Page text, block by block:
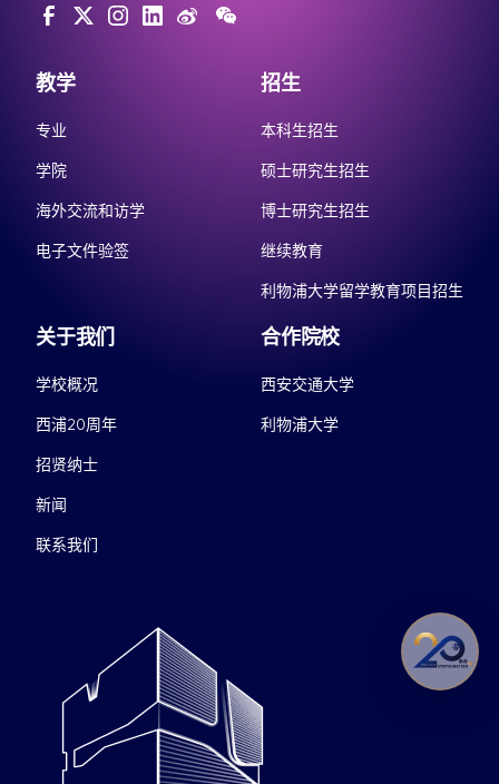
教学
专业
学院
海外交流和访学
电子文件验签
招生
本科生招生
硕士研究生招生
博士研究生招生
继续教育
利物浦大学留学教育项目招生
关于我们
学校概况
西浦20周年
招贤纳士
新闻
联系我们
合作院校
西安交通大学
利物浦大学